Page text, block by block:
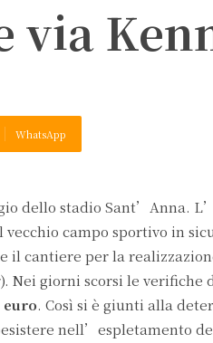
via
WhatsApp
dello stadio Sant’Anna.
campo sportivo in
cantiere per la
Nei giorni scorsi le
. Così si è giunti alla
nell’espletamento